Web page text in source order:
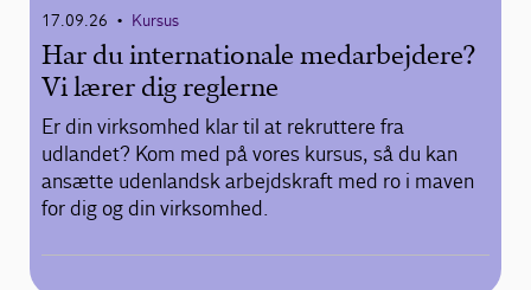
17.09.26 • Kursus
Har du internationale medarbejdere?
Vi lærer dig reglerne
Er din virksomhed klar til at rekruttere fra
udlandet? Kom med på vores kursus, så du kan
ansætte udenlandsk arbejdskraft med ro i maven
for dig og din virksomhed.